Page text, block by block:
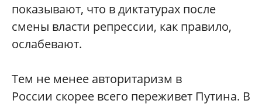
показывают, что в диктатурах после
смены власти репрессии, как правило,
ослабевают.
Тем не менее авторитаризм в
России скорее всего переживет Путина. В